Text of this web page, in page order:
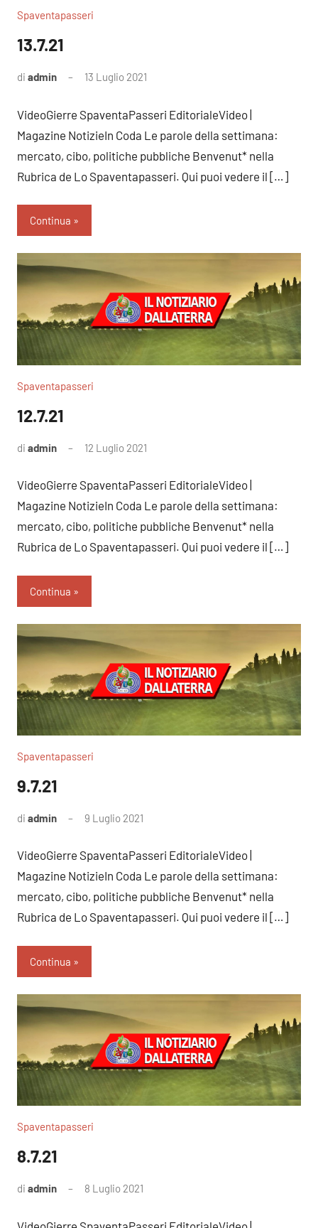
Spaventapasseri
13.7.21
di admin 13 Luglio 2021
VideoGierre SpaventaPasseri EditorialeVideo |
Magazine NotizieIn Coda Le parole della settimana:
mercato, cibo, politiche pubbliche Benvenut* nella
Rubrica de Lo Spaventapasseri. Qui puoi vedere il […]
Continua
Spaventapasseri
12.7.21
di admin 12 Luglio 2021
VideoGierre SpaventaPasseri EditorialeVideo |
Magazine NotizieIn Coda Le parole della settimana:
mercato, cibo, politiche pubbliche Benvenut* nella
Rubrica de Lo Spaventapasseri. Qui puoi vedere il […]
Continua
Spaventapasseri
9.7.21
di admin 9 Luglio 2021
VideoGierre SpaventaPasseri EditorialeVideo |
Magazine NotizieIn Coda Le parole della settimana:
mercato, cibo, politiche pubbliche Benvenut* nella
Rubrica de Lo Spaventapasseri. Qui puoi vedere il […]
Continua
Spaventapasseri
8.7.21
di admin 8 Luglio 2021